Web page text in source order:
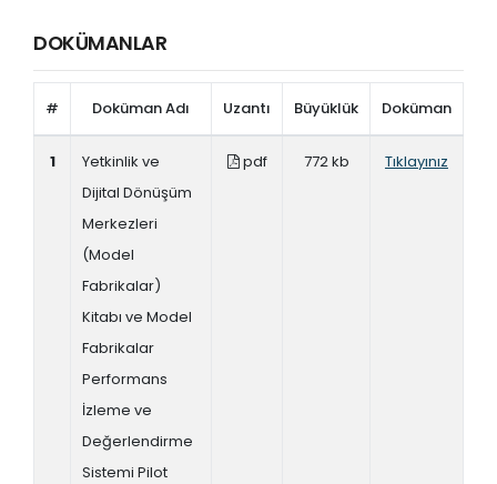
DOKÜMANLAR
# Doküman Adı Uzantı Büyüklük Doküman
1
Yetkinlik ve
Dijital Dönüşüm
Merkezleri
(Model
Fabrikalar)
Kitabı ve Model
Fabrikalar
Performans
İzleme ve
Değerlendirme
Sistemi Pilot
pdf 772 kb Tıklayınız